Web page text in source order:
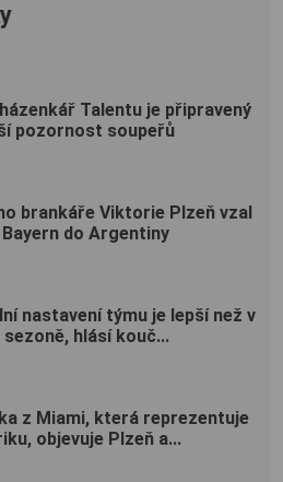
Talentu je připravený
pozornost soupeřů
brankáře Viktorie Plzeň vzal
do Argentiny
nastavení týmu je lepší než v
sezoně, hlásí kouč...
z Miami, která reprezentuje
objevuje Plzeň a...